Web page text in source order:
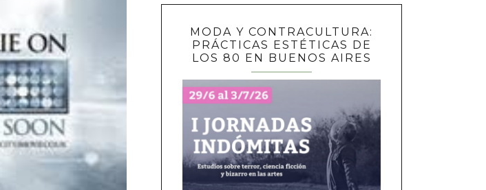
MODA Y CONTRACULTURA:
PRÁCTICAS ESTÉTICAS DE
LOS 80 EN BUENOS AIRES